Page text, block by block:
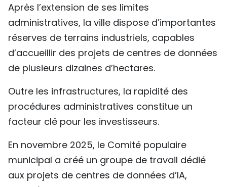
Après l’extension de ses limites
administratives, la ville dispose d’importantes
réserves de terrains industriels, capables
d’accueillir des projets de centres de données
de plusieurs dizaines d’hectares.
Outre les infrastructures, la rapidité des
procédures administratives constitue un
facteur clé pour les investisseurs.
En novembre 2025, le Comité populaire
municipal a créé un groupe de travail dédié
aux projets de centres de données d’IA,